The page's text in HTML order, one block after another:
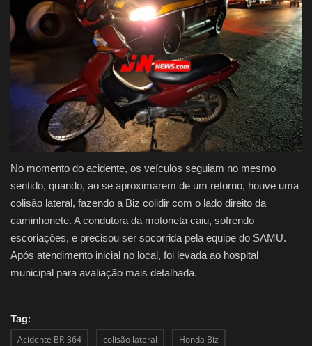
No momento do acidente, os veículos seguiam no mesmo
sentido, quando, ao se aproximarem de um retorno, houve uma
colisão lateral, fazendo a Biz colidir com o lado direito da
caminhonete. A condutora da motoneta caiu, sofrendo
escoriações, e precisou ser socorrida pela equipe do SAMU.
Após atendimento inicial no local, foi levada ao hospital
municipal para avaliação mais detalhada.
Tag:
Acidente BR-364
colisão lateral Honda Biz